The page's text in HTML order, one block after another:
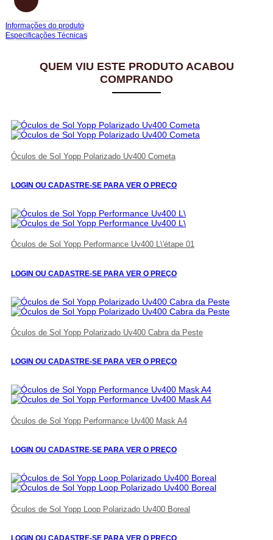
Informações do produto
Especificações Técnicas
QUEM VIU ESTE PRODUTO ACABOU
COMPRANDO
Óculos de Sol Yopp Polarizado Uv400 Cometa
LOGIN OU CADASTRE-SE PARA VER O PREÇO
Óculos de Sol Yopp Performance Uv400 L\'étape 01
LOGIN OU CADASTRE-SE PARA VER O PREÇO
Óculos de Sol Yopp Polarizado Uv400 Cabra da Peste
LOGIN OU CADASTRE-SE PARA VER O PREÇO
Óculos de Sol Yopp Performance Uv400 Mask A4
LOGIN OU CADASTRE-SE PARA VER O PREÇO
Óculos de Sol Yopp Loop Polarizado Uv400 Boreal
LOGIN OU CADASTRE-SE PARA VER O PREÇO